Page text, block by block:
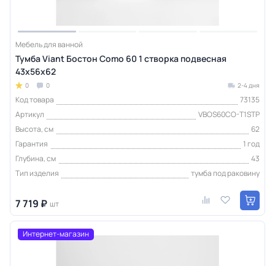
Мебель для ванной
Тумба Viant Бостон Como 60 1 створка подвесная
43х56х62
0 0 2-4 дня
Код товара
73135
Артикул
VBOS60CO-T1STP
Высота, см
62
Гарантия
1 год
Глубина, см
43
Тип изделия
тумба под раковину
7 719 ₽ шт
Интернет-магазин